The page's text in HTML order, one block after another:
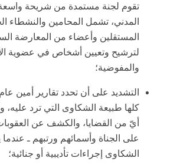
تقوم لجنة مستمدة من شريحة
المدني، تشمل المحامين والنشطاء
المستقلين وأعضاء من المعارضة
لترشيح وتعيين أشخاص في عضوية
والمفوضية؛
التشديد على أن تحدد تقارير أمين
كلها طبيعة الشكاوى التي ترد
أيّ من القضايا، والكشف عن
على الجناة وأسمائهم ورتبهم ـ
الشكاوى إجراءات تأديبية أو جنائية؛